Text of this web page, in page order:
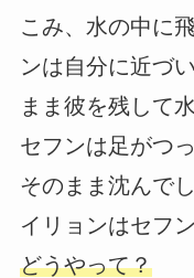
こみ、水の中に
ンは自分に近づ
まま彼を残して
セフンは足がつ
そのまま沈んで
イリョンはセフ
どうやって？